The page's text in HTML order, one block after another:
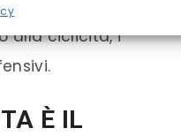
alla ciclicità, i
È IL